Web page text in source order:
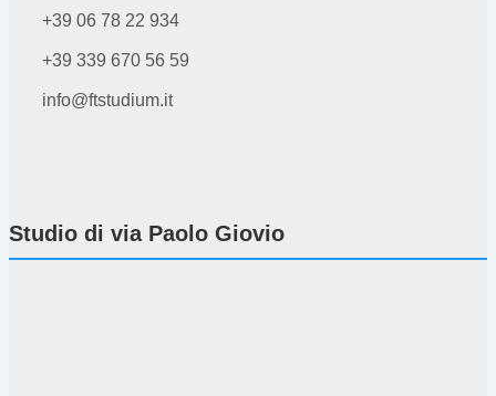
+39 06 78 22 934
+39 339 670 56 59
info@ftstudium.it
Studio di via Paolo Giovio